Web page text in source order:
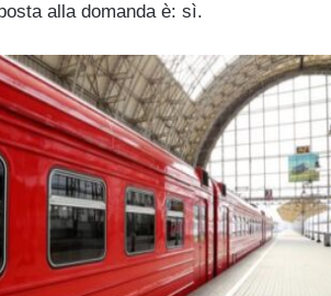
alla domanda è: sì.